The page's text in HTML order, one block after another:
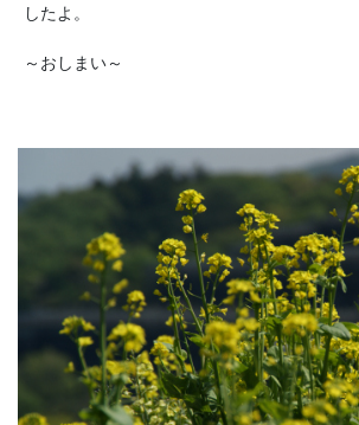
したよ。
～おしまい～